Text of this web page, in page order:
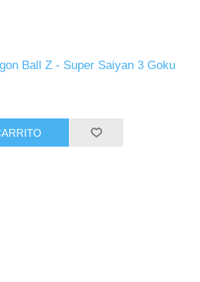
Ball Z - Super Saiyan 3 Goku